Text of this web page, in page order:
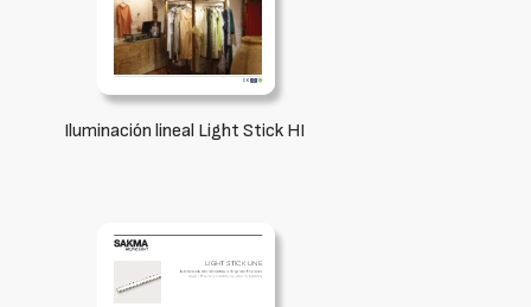
Iluminación lineal Light Stick HI